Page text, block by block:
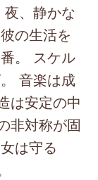
、静かな
の生活を
。 スケル
音楽は成
は安定の中
非対称が固
は守る